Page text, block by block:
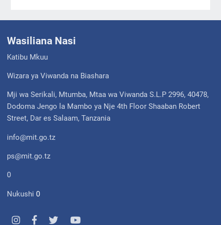
Wasiliana Nasi
Katibu Mkuu
Wizara ya Viwanda na Biashara
Mji wa Serikali, Mtumba, Mtaa wa Viwanda S.L.P 2996, 40478,
Dodoma Jengo la Mambo ya Nje 4th Floor Shaaban Robert
Street, Dar es Salaam, Tanzania
info@mit.go.tz
ps@mit.go.tz
0
Nukushi0